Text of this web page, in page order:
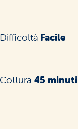
Difficoltà Facile
Cottura 45 minuti